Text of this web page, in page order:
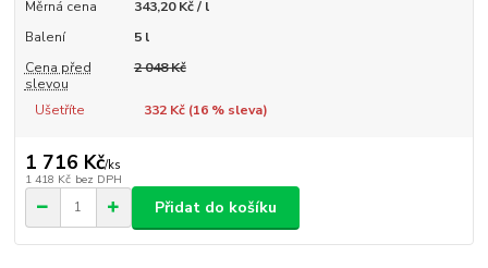
Měrná cena
343,20 Kč / l
Balení
5 l
Cena před
slevou
2 048 Kč
Ušetříte 332 Kč (16% sleva)
1 716 Kč/ks
1 418 Kč bez DPH
Přidat do košíku